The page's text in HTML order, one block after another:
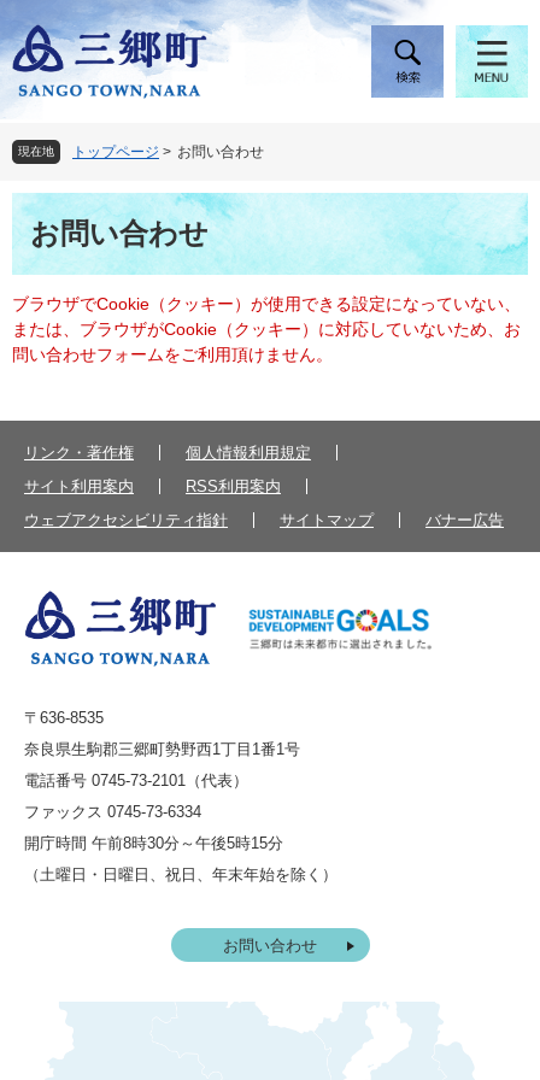
ー
ジ
頭
で
す
ニ
ュ
飛
ば
し
現在地 トップページ > お問い合わせ
本
文お問い合わせ
ブラウザでCookie（クッキー）が使用できる設定になっていない、
または、ブラウザがCookie（クッキー）に対応していないため、お
問い合わせフォームをご利用頂けません。
リンク・著作権
個人情報利用規定
サイト利用案内
RSS利用案内
ウェブアクセシビリティ指針
サイトマップ バナー広告
〒636-8535
奈良県生駒郡三郷町勢野西1丁目1番1号
電話番号 0745-73-2101（代表）
ファックス 0745-73-6334
開庁時間 午前8時30分～午後5時15分
（土曜日・日曜日、祝日、年末年始を除く）
お問い合わせ